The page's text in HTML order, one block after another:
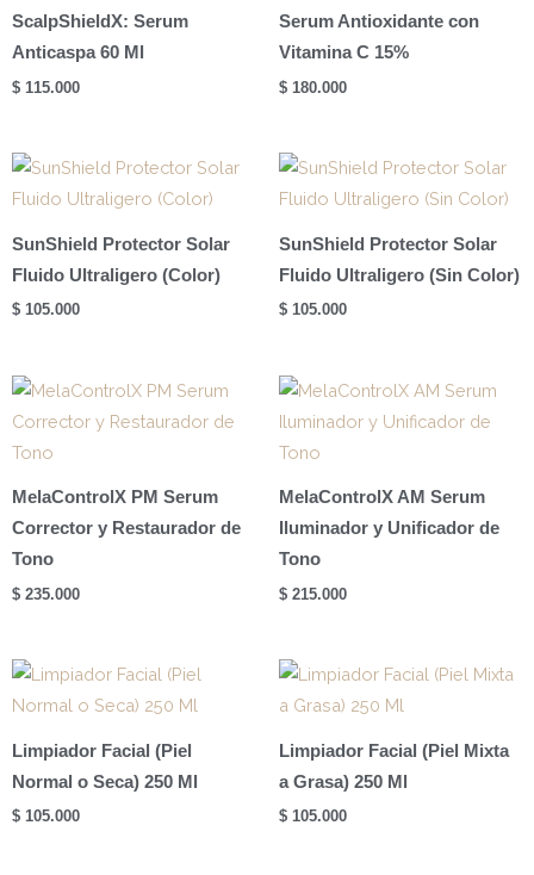
ScalpShieldX: Serum
Anticaspa 60 Ml
$ 115.000
Serum Antioxidante con
Vitamina C 15%
$ 180.000
SunShield Protector Solar
Fluido Ultraligero (Color)
$ 105.000
SunShield Protector Solar
Fluido Ultraligero (Sin Color)
$ 105.000
MelaControlX PM Serum
Corrector y Restaurador de
Tono
$ 235.000
MelaControlX AM Serum
Iluminador y Unificador de
Tono
$ 215.000
Limpiador Facial (Piel
Normal o Seca) 250 Ml
$ 105.000
Limpiador Facial (Piel Mixta
a Grasa) 250 Ml
$ 105.000